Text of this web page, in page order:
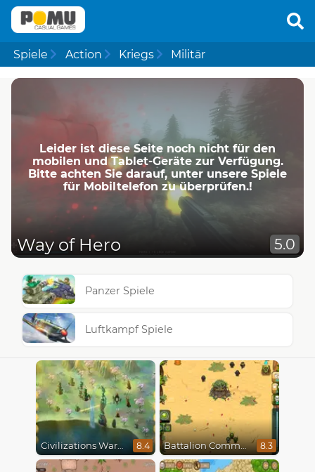
Spiele Action Kriegs Militär
Leider ist diese Seite noch nicht für den
mobilen und Tablet-Geräte zur Verfügung.
Bitte achten Sie darauf, unter unsere Spiele
für Mobiltelefon zu überprüfen.!
Way of Hero 5.0
Panzer Spiele
Luftkampf Spiele
Civilizations Wars Master Edition 8.4 Battalion Commander 8.3